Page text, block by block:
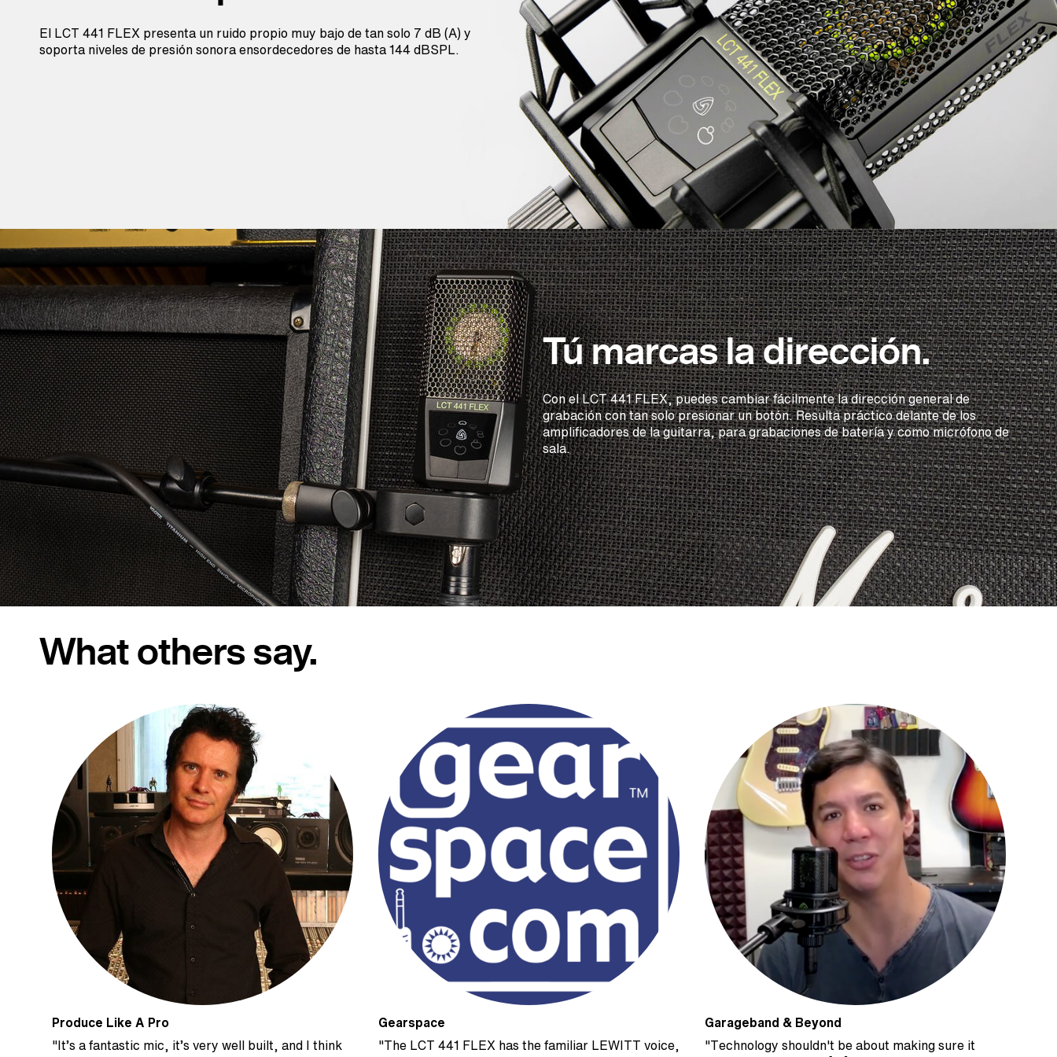
El LCT 441 FLEX presenta un ruido propio muy bajo de tan solo 7 dB (A) y
soporta niveles de presión sonora ensordecedores de hasta 144 dBSPL.
Tú marcas la dirección.
Con el LCT 441 FLEX, puedes cambiar fácilmente la dirección general de
grabación con tan solo presionar un botón. Resulta práctico delante de los
amplificadores de la guitarra, para grabaciones de batería y como micrófono de
sala.
What others say.
Produce Like A Pro
"It’s a fantastic mic, it’s very well built, and I think
Gearspace
"The LCT 441 FLEX has the familiar LEWITT voice,
Garageband & Beyond
"Technology shouldn't be about making sure it